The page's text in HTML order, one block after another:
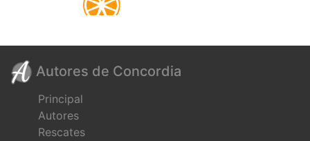
Autores de Concordia
Principal
Autores
Rescates